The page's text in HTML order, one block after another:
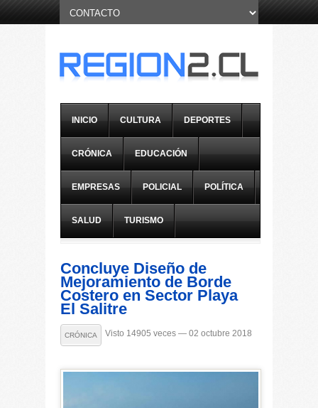
INICIO CULTURA DEPORTES
CRÓNICA EDUCACIÓN
EMPRESAS POLICIAL POLÍTICA
SALUD TURISMO
Concluye Diseño de
Mejoramiento de Borde
Costero en Sector Playa
El Salitre
CRÓNICA Visto 14905 veces — 02 octubre 2018